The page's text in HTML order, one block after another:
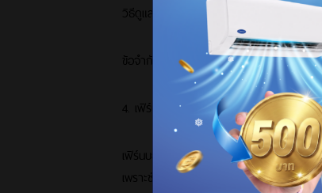
วิธีดูแล: ต้องการแสง แต่ไม่ควรโดนแดดตร
ข้อจำกัด: ถ้ารดน้ำมากเกินไป รากจะเน่าได้ง่าย
4. เฟิร์นบอสตัน (Boston Fern)
เฟิร์นบอสตันเหมาะสำหรับผู้ที่อยากเพิ่มความ
เพราะช่วยไม่ให้ผิวแห้งและระบายอากาศได้ดี